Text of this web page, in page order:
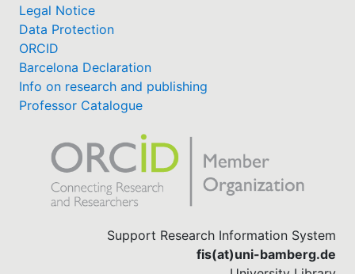
Legal Notice
Data Protection
ORCID
Barcelona Declaration
Info on research and publishing
Professor Catalogue
Support Research Information System
fis(at)uni-bamberg.de